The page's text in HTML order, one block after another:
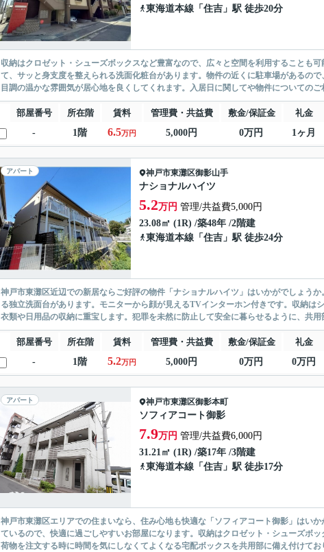
東海道本線 「 住吉 」駅 徒歩20分
収納はクロゼット・シューズボックスなど豊富なので、広々と空間を利用することも
て、サッと身支度を整えられる洗面化粧台があります。物件の近くに駐車場があるの
目調の温かな雰囲気が居心地を良くしてくれます。入居日に関してや物件についての
部屋番号 所在階 賃料 管理費・共益費 敷金/保証金 礼金
-
1階 6.5万円 5,000円 0万円 1ヶ月
アパート 神戸市東灘区御影山手
ナショナルハイツ
5.2万円 管理/共益費5,000円
23.08㎡ (1R) /築48年 /2階建
東海道本線 「 住吉 」駅 徒歩24分
神戸市東灘区近辺での新居ならご好評の物件「ナショナルハイツ」はいかがでしょう
る独立洗面台があります。モニターから顔が見えるTVインターホン付きです。収納は
衣類や日用品の収納に重宝します。犯罪を未然に防止して安全に暮らせるように、共
部屋番号 所在階 賃料 管理費・共益費 敷金/保証金 礼金
-
1階 5.2万円 5,000円 0万円 0万円
アパート 神戸市東灘区御影本町
ソフィアコート御影
7.9万円 管理/共益費6,000円
31.21㎡ (1R) /築17年 /3階建
東海道本線 「 住吉 」駅 徒歩17分
神戸市東灘区エリアでの住まいなら、住み心地も快適な「ソフィアコート御影」はい
ているので、快適に過ごしやすいお部屋になります。収納はクロゼット・シューズボ
荷物を注文する時に時間を気にしなくてよくなる宅配ボックスを共用部に備え付けて